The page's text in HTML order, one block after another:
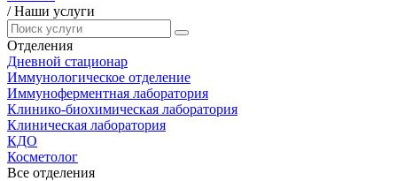
/ Наши услуги
Отделения
Дневной стационар
Иммунологическое отделение
Иммуноферментная лаборатория
Клинико-биохимическая лаборатория
Клиническая лаборатория
КДО
Косметолог
Все отделения